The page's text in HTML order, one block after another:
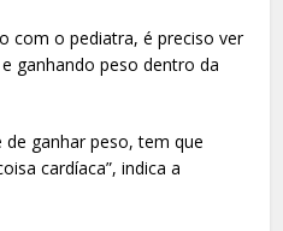
com o pediatra, é preciso ver
ganhando peso dentro da
de ganhar peso, tem que
cardíaca”, indica a